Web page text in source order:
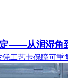
定——从润湿角
工艺卡保障可重